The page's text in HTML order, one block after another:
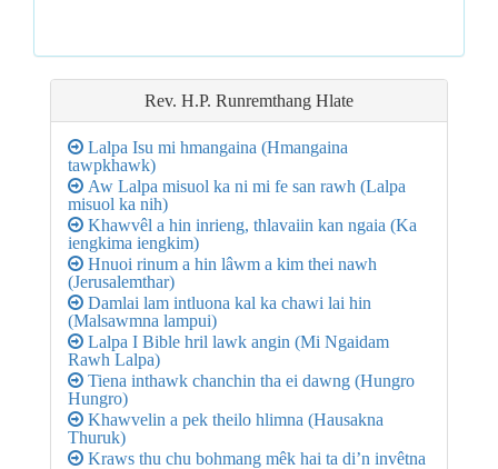
Rev. H.P. Runremthang Hlate
Lalpa Isu mi hmangaina (Hmangaina
tawpkhawk)
Aw Lalpa misuol ka ni mi fe san rawh (Lalpa
misuol ka nih)
Khawvêl a hin inrieng, thlavaiin kan ngaia (Ka
iengkima iengkim)
Hnuoi rinum a hin lâwm a kim thei nawh
(Jerusalemthar)
Damlai lam intluona kal ka chawi lai hin
(Malsawmna lampui)
Lalpa I Bible hril lawk angin (Mi Ngaidam
Rawh Lalpa)
Tiena inthawk chanchin tha ei dawng (Hungro
Hungro)
Khawvelin a pek theilo hlimna (Hausakna
Thuruk)
Kraws thu chu bohmang mêk hai ta di’n invêtna